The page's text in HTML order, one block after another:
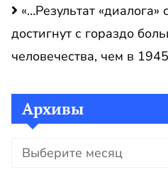
«…Результат
достигнут с гораздо
человечества, чем в
Архивы
Архивы